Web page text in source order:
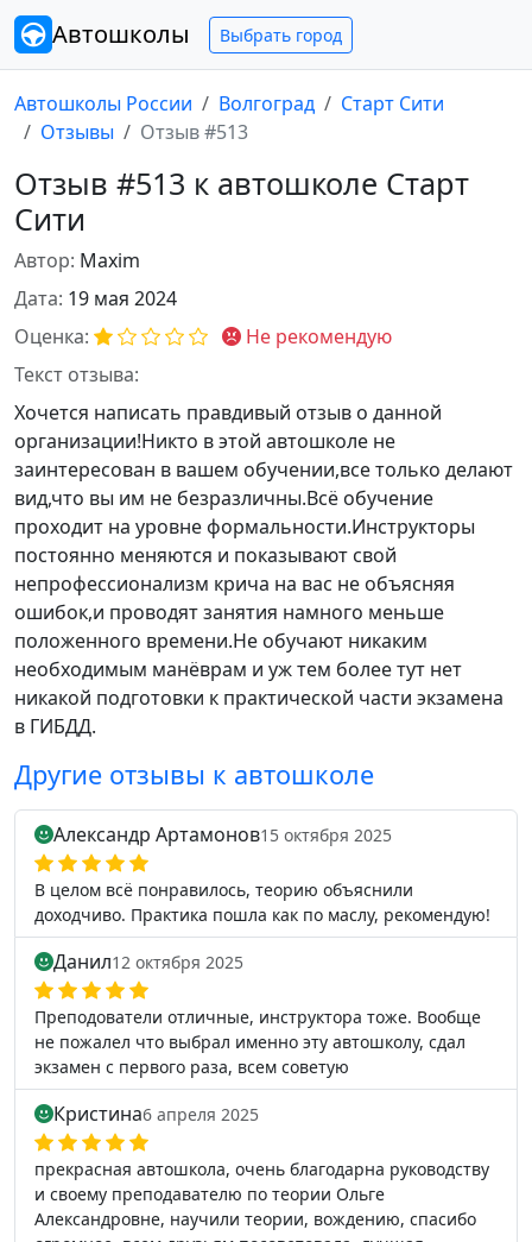
Автошколы Выбрать город
Автошколы России Волгоград
Старт Сити
Отзывы
Отзыв #513
Отзыв #513 к автошколе Старт
Сити
Автор: Maxim
Дата: 19 мая 2024
Оценка:
Не рекомендую
Текст отзыва:
Хочется написать правдивый отзыв о данной
организации!Никто в этой автошколе не
заинтересован в вашем обучении,все только делают
вид,что вы им не безразличны.Всё обучение
проходит на уровне формальности.Инструкторы
постоянно меняются и показывают свой
непрофессионализм крича на вас не объясняя
ошибок,и проводят занятия намного меньше
положенного времени.Не обучают никаким
необходимым манёврам и уж тем более тут нет
никакой подготовки к практической части экзамена
в ГИБДД.
Другие отзывы к автошколе
Александр Артамонов15 октября 2025
В целом всё понравилось, теорию объяснили
доходчиво. Практика пошла как по маслу, рекомендую!
Данил12 октября 2025
Преподователи отличные, инструктора тоже. Вообще
не пожалел что выбрал именно эту автошколу, сдал
экзамен с первого раза, всем советую
Кристина6 апреля 2025
прекрасная автошкола, очень благодарна руководству
и своему преподавателю по теории Ольге
Александровне, научили теории, вождению, спасибо